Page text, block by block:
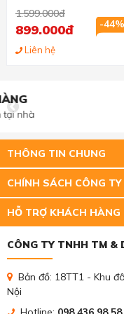
(AH4U08G26C08Y7GAA
-1) 8GB (1x8GB) DDR4
2666Mhz
1.599.000đ
-44%
899.000đ
Liên hệ
THÔNG TIN CHUNG
CHÍNH SÁCH CÔNG TY
HỖ TRỢ KHÁCH HÀNG
CÔNG TY TNHH TM &
Bản đồ: 18TT1 - Khu
Nội